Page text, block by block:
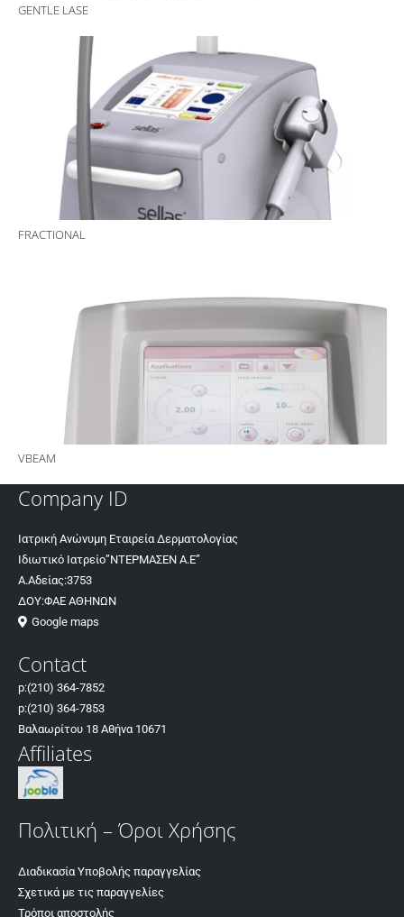
GENTLE LASE
FRACTIONAL
VBEAM
Company ID
Ιατρική Ανώνυμη Εταιρεία Δερματολογίας
Ιδιωτικό Ιατρείο”ΝΤΕΡΜΑΣΕΝ Α.Ε”
Α.Αδείας:3753
ΔΟΥ:ΦΑΕ ΑΘΗΝΩΝ
Google maps
Contact
p:(210) 364-7852
p:(210) 364-7853
Βαλαωρίτου 18 Αθήνα 10671
Affiliates
Πολιτική – Όροι Χρήσης
Διαδικασία Υποβολής παραγγελίας
Σχετικά με τις παραγγελίες
Τρόποι αποστολής